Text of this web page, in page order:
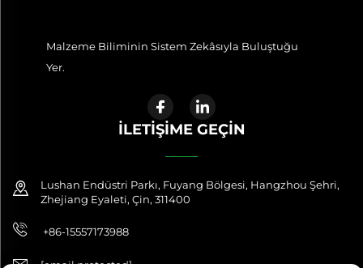
Malzeme Biliminin Sistem Zekâsıyla Buluştuğu
Yer.
İLETIŞIME GEÇIN
Lushan Endüstri Parkı, Fuyang Bölgesi, Hangzhou Şehri,
Zhejiang Eyaleti, Çin, 311400
+86-15557173988
[email protected]